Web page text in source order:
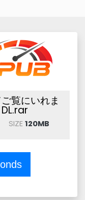
覧にいれま
SIZE 120MB